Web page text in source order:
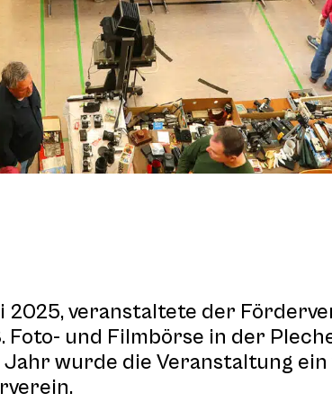
2025, veranstaltete der
Foto- und Filmbörse in der
Jahr wurde die Veranstaltung